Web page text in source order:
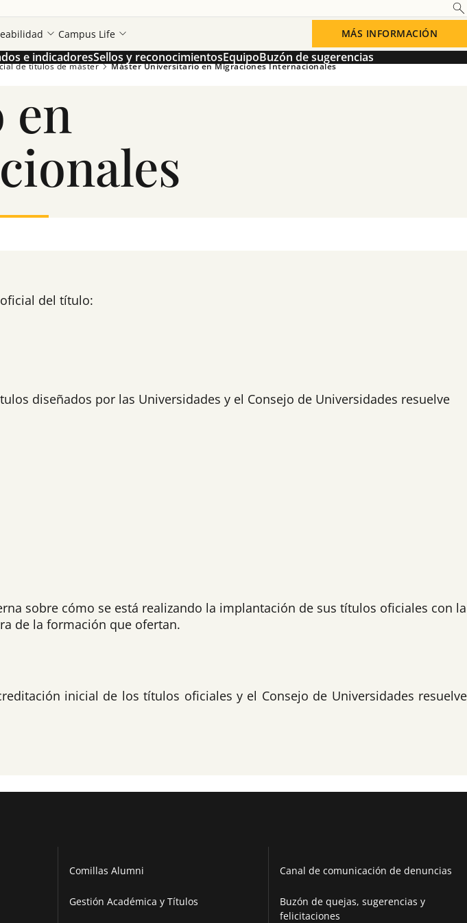
Campus Life MÁS INFORMACIÓN
e indicadoresSellos y reconocimientosEquipoBuzón de sugerencias
de títulos de máster Máster Universitario en Migraciones Internacionales
del título:
diseñados por las Universidades y el Consejo de Universidades resuelve
sobre cómo se está realizando la implantación de sus títulos oficiales con la
de la formación que ofertan.
inicial de los títulos oficiales y el Consejo de Universidades resuelve
Comillas Alumni
Gestión Académica y Títulos
Canal de comunicación de denuncias
Buzón de quejas, sugerencias y
felicitaciones